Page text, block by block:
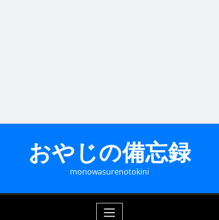
おやじの備忘録
monowasurenotokini